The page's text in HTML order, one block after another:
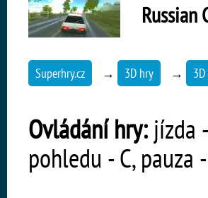
Russian
Superhry.cz → 3D hry →
Ovládání hry: jízda
pohledu - C, pauza